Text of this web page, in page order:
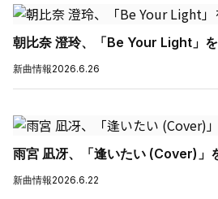
朝比奈 澄玲、「Be Your Light」
新曲情報2026.6.26
雨宮 凪冴、「逢いたい (Cover)」
新曲情報2026.6.22